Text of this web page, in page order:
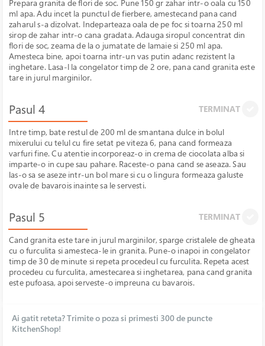
Prepara granita de flori de soc. Pune 150 gr zahar intr-o oala cu 150
ml apa. Adu incet la punctul de fierbere, amestecand pana cand
zaharul s-a dizolvat. Indeparteaza oala de pe foc si toarna 250 ml
sirop de zahar intr-o cana gradata. Adauga siropul concentrat din
flori de soc, zeama de la o jumatate de lamaie si 250 ml apa.
Amesteca bine, apoi toarna intr-un vas putin adanc rezistent la
inghetare. Lasa-l la congelator timp de 2 ore, pana cand granita este
tare in jurul marginilor.
Pasul 4 TERMINAT
Intre timp, bate restul de 200 ml de smantana dulce in bolul
mixerului cu telul cu fire setat pe viteza 6, pana cand formeaza
varfuri fine. Cu atentie incorporeaz-o in crema de ciocolata alba si
imparte-o in cupe sau pahare. Raceste-o pana cand se aseaza. Sau
las-o sa se aseze intr-un bol mare si cu o lingura formeaza galuste
ovale de bavarois inainte sa le servesti.
Pasul 5 TERMINAT
Cand granita este tare in jurul marginilor, sparge cristalele de gheata
cu o furculita si amesteca-le in granita. Pune-o inapoi in congelator
timp de 30 de minute si repeta procedeul cu furculita. Repeta acest
procedeu cu furculita, amestecarea si inghetarea, pana cand granita
este pufoasa, apoi serveste-o impreuna cu bavarois.
Ai gatit reteta? Trimite o poza si primesti 300 de puncte
KitchenShop!